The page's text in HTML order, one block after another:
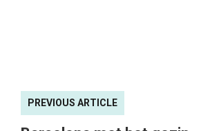
PREVIOUS ARTICLE